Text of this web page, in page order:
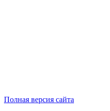
Полная версия сайта